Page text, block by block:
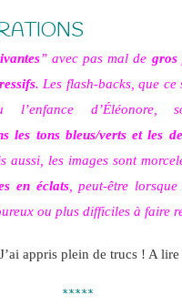
” avec pas mal de gros
. Les flash-backs, que ce
d’Éléonore,
les tons bleus/verts et les
aussi, les images sont
en éclats, peut-être lorsque
ou plus difficiles à faire
appris plein de trucs ! A lire
*****